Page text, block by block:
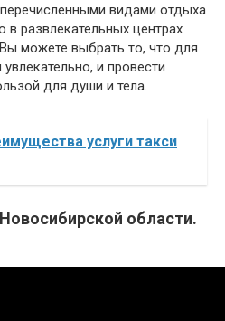
видами отдыха
в развлекательных центрах
можете выбрать то, что для
и провести
для души и тела.
услуги такси
области.